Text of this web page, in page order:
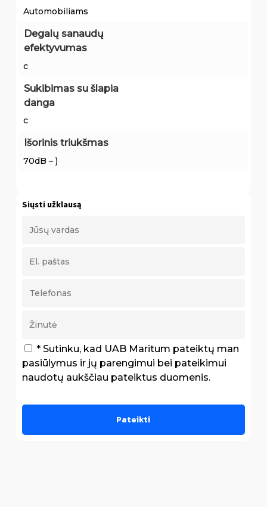
Automobiliams
Degalų sanaudų
efektyvumas
c
Sukibimas su šlapia
danga
c
Išorinis triukšmas
70dB – )
Siųsti užklausą
* Sutinku, kad UAB Maritum pateiktų man
pasiūlymus ir jų parengimui bei pateikimui
naudotų aukščiau pateiktus duomenis.